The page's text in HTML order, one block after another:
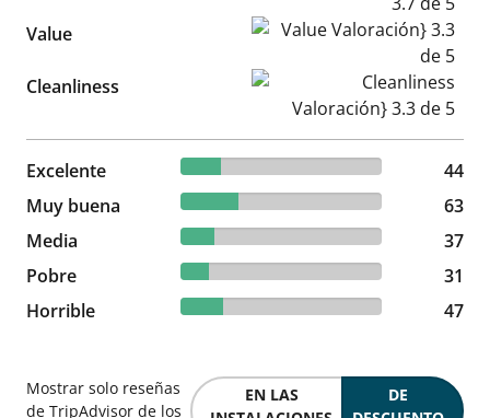
Value Value Valoración} 3.3 de 5
Cleanliness Cleanliness Valoración} 3.3
Excelente 19.82% reviewed Excelente
44 reviews
44
Muy buena
28.38% reviewed Muy buena
63 reviews
63
Media
16.67% reviewed Media
37 reviews
37
Pobre
13.96% reviewed Pobre
31 reviews
31
Horrible
21.17% reviewed Horrible
47 reviews 47
Mostrar solo reseñas
de TripAdvisor de los
EN LAS
DE